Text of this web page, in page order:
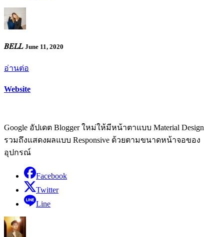
𝐵𝐸𝐿𝐿 June 11, 2020
อ่านต่อ
Website
Google อัปเดต Blogger ใหม่ให้มีหน้าตาแบบ Material Design
รวมถึงแสดงผลแบบ Responsive ด้วยตามขนาดหน้าจอของ
อุปกรณ์
Facebook
Twitter
Line